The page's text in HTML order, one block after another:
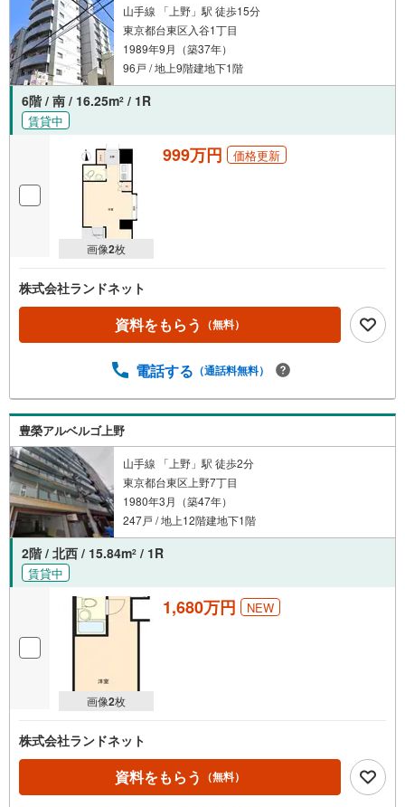
山手線 「上野」駅 徒歩15分
東京都台東区入谷1丁目
1989年9月（築37年）
96戸 / 地上9階建地下1階
6階 / 南 / 16.25m2 / 1R
賃貸中
画像2枚
999万円 価格更新
株式会社ランドネット
資料をもらう （無料）
電話する （通話料無料）
豊榮アルベルゴ上野
山手線 「上野」駅 徒歩2分
東京都台東区上野7丁目
1980年3月（築47年）
247戸 / 地上12階建地下1階
2階 / 北西 / 15.84m2 / 1R
賃貸中
画像2枚
1,680万円 NEW
株式会社ランドネット
資料をもらう （無料）